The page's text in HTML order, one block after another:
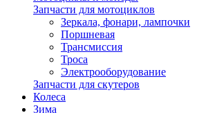
Запчасти для мотоциклов
Зеркала, фонари, лампочки
Поршневая
Трансмиссия
Троса
Электрооборудование
Запчасти для скутеров
Колеса
Зима